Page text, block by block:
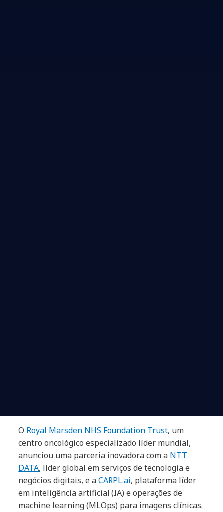
O Royal Marsden NHS Foundation Trust, um
centro oncológico especializado líder mundial,
anunciou uma parceria inovadora com a NTT
DATA, líder global em serviços de tecnologia e
negócios digitais, e aCARPL.ai, plataforma líder
em inteligência artificial (IA) e operações de
machine learning (MLOps) para imagens clínicas.